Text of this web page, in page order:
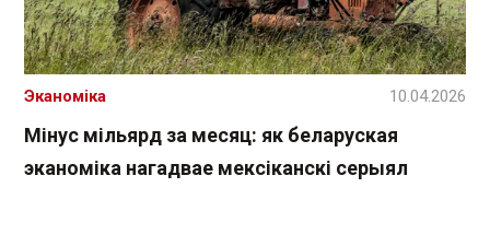
Мінус мільярд за месяц: як беларуская
эканоміка нагадвае мексіканскі серыял
Эканоміка 10.04.2026